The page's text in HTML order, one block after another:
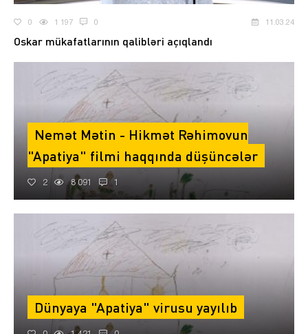
0 1 197 0 11.03.24
Oskar mükafatlarının qalibləri açıqlandı
Nemət Mətin - Hikmət Rəhimovun
"Apatiya" filmi haqqında düşüncələr
2 8 091 1
Dünyaya "Apatiya" virusu yayılıb